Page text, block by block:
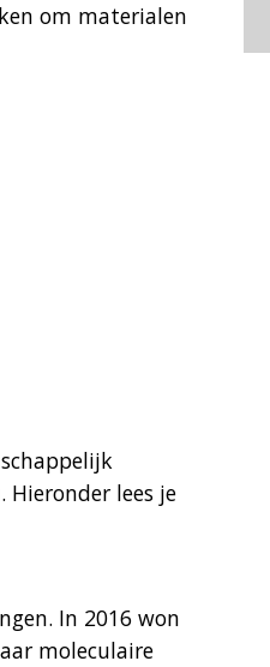
om materialen
Hieronder lees je
In 2016 won
moleculaire